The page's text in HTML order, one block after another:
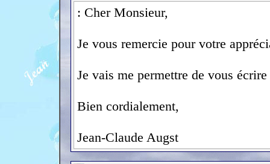
: Cher Monsieur,
Je vous remercie pour votre
Je vais me permettre de vous
Bien cordialement,
Jean-Claude Augst